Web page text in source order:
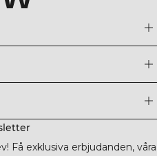
Få exklusiva erbjudanden, våra